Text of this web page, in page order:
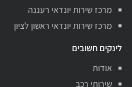
מרכז שירות יונדאי רעננה
מרכז שירות יונדאי ראשון לציון
לינקים חשובים
אודות
שירותי רכב